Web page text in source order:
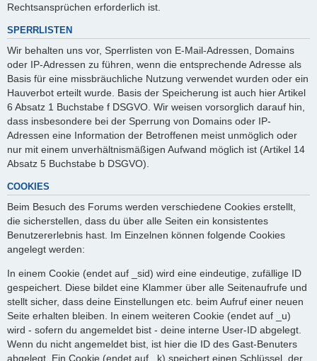
Rechtsansprüchen erforderlich ist.
SPERRLISTEN
Wir behalten uns vor, Sperrlisten von E-Mail-Adressen, Domains
oder IP-Adressen zu führen, wenn die entsprechende Adresse als
Basis für eine missbräuchliche Nutzung verwendet wurden oder ein
Hauverbot erteilt wurde. Basis der Speicherung ist auch hier Artikel
6 Absatz 1 Buchstabe f DSGVO. Wir weisen vorsorglich darauf hin,
dass insbesondere bei der Sperrung von Domains oder IP-
Adressen eine Information der Betroffenen meist unmöglich oder
nur mit einem unverhältnismäßigen Aufwand möglich ist (Artikel 14
Absatz 5 Buchstabe b DSGVO).
COOKIES
Beim Besuch des Forums werden verschiedene Cookies erstellt,
die sicherstellen, dass du über alle Seiten ein konsistentes
Benutzererlebnis hast. Im Einzelnen können folgende Cookies
angelegt werden:
In einem Cookie (endet auf _sid) wird eine eindeutige, zufällige ID
gespeichert. Diese bildet eine Klammer über alle Seitenaufrufe und
stellt sicher, dass deine Einstellungen etc. beim Aufruf einer neuen
Seite erhalten bleiben. In einem weiteren Cookie (endet auf _u)
wird - sofern du angemeldet bist - deine interne User-ID abgelegt.
Wenn du nicht angemeldet bist, ist hier die ID des Gast-Benuters
abgelegt. Ein Cookie (endet auf _k) speichert einen Schlüssel, der